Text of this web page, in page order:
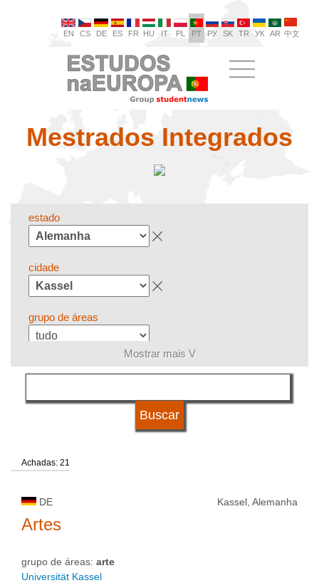
EN CS DE ES FR HU IT PL PT РУ SK TR УК AR 中文
Mestrados Integrados
estado
cidade
grupo de áreas
língua
qualificação
tipo de universidade
status de universidade
Mostrar mais V
Achadas: 21
DE Kassel, Alemanha
Artes
grupo de áreas: arte
Universität Kassel